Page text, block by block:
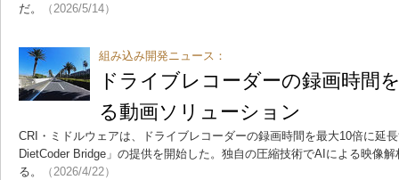
だ。
（2026/5/14）
組み込み開発ニュース：
ドライブレコーダーの録画時間
る動画ソリューション
CRI・ミドルウェアは、ドライブレコーダーの録画時間を最大10倍に延
DietCoder Bridge」の提供を開始した。独自の圧縮技術でAIによる映像
る。
（2026/4/22）